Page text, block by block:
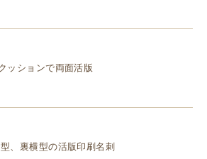
ッションで両面活版
、裏横型の活版印刷名刺